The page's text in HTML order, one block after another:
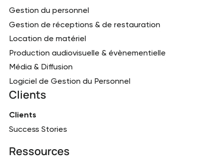
Gestion du personnel
Gestion de réceptions & de restauration
Location de matériel
Production audiovisuelle & évènementielle
Média & Diffusion
Logiciel de Gestion du Personnel
Clients
Clients
Success Stories
Ressources